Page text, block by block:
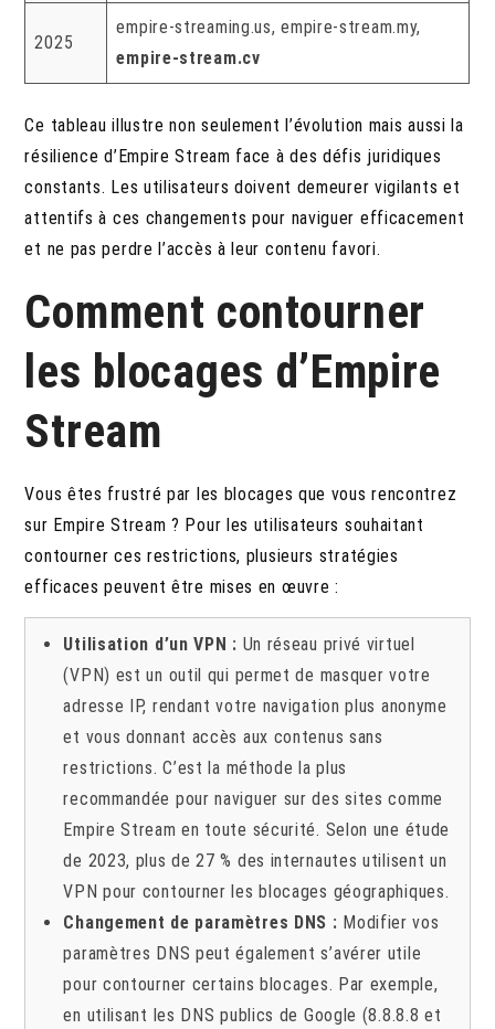
2025
empire-streaming.us, empire-stream.my,
empire-stream.cv
Ce tableau illustre non seulement l’évolution mais aussi la
résilience d’Empire Stream face à des défis juridiques
constants. Les utilisateurs doivent demeurer vigilants et
attentifs à ces changements pour naviguer efficacement
et ne pas perdre l’accès à leur contenu favori.
Comment contourner
les blocages d’Empire
Stream
Vous êtes frustré par les blocages que vous rencontrez
sur Empire Stream ? Pour les utilisateurs souhaitant
contourner ces restrictions, plusieurs stratégies
efficaces peuvent être mises en œuvre :
Utilisation d’un VPN : Un réseau privé virtuel
(VPN) est un outil qui permet de masquer votre
adresse IP, rendant votre navigation plus anonyme
et vous donnant accès aux contenus sans
restrictions. C’est la méthode la plus
recommandée pour naviguer sur des sites comme
Empire Stream en toute sécurité. Selon une étude
de 2023, plus de 27 % des internautes utilisent un
VPN pour contourner les blocages géographiques.
Changement de paramètres DNS : Modifier vos
paramètres DNS peut également s’avérer utile
pour contourner certains blocages. Par exemple,
en utilisant les DNS publics de Google (8.8.8.8 et